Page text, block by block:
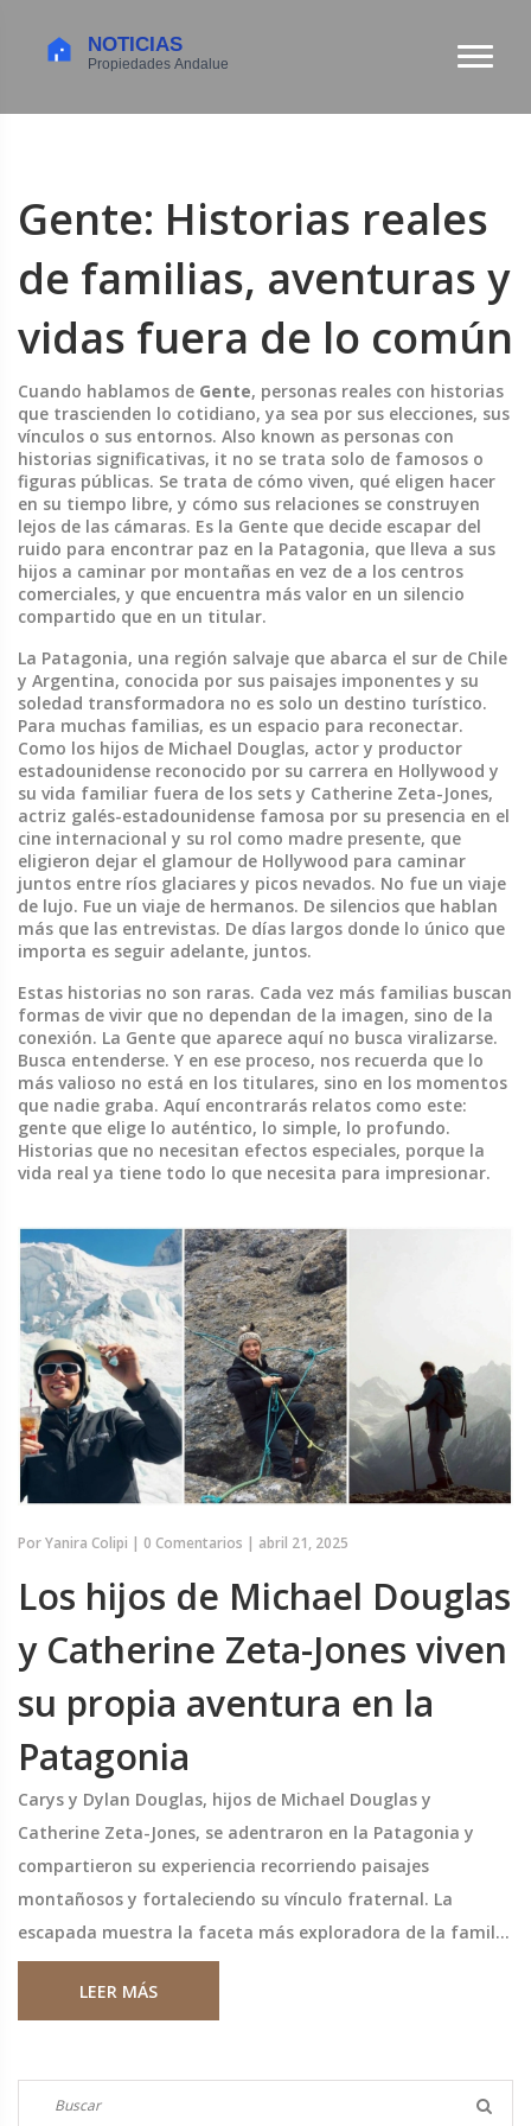
Gente: Historias reales
de familias, aventuras y
vidas fuera de lo común
Cuando hablamos de Gente, personas reales con historias
que trascienden lo cotidiano, ya sea por sus elecciones, sus
vínculos o sus entornos. Also known as personas con
historias significativas, it no se trata solo de famosos o
figuras públicas. Se trata de cómo viven, qué eligen hacer
en su tiempo libre, y cómo sus relaciones se construyen
lejos de las cámaras. Es la Gente que decide escapar del
ruido para encontrar paz en la Patagonia, que lleva a sus
hijos a caminar por montañas en vez de a los centros
comerciales, y que encuentra más valor en un silencio
compartido que en un titular.
La Patagonia, una región salvaje que abarca el sur de Chile
y Argentina, conocida por sus paisajes imponentes y su
soledad transformadora no es solo un destino turístico.
Para muchas familias, es un espacio para reconectar.
Como los hijos de Michael Douglas, actor y productor
estadounidense reconocido por su carrera en Hollywood y
su vida familiar fuera de los sets y Catherine Zeta-Jones,
actriz galés-estadounidense famosa por su presencia en el
cine internacional y su rol como madre presente, que
eligieron dejar el glamour de Hollywood para caminar
juntos entre ríos glaciares y picos nevados. No fue un viaje
de lujo. Fue un viaje de hermanos. De silencios que hablan
más que las entrevistas. De días largos donde lo único que
importa es seguir adelante, juntos.
Estas historias no son raras. Cada vez más familias buscan
formas de vivir que no dependan de la imagen, sino de la
conexión. La Gente que aparece aquí no busca viralizarse.
Busca entenderse. Y en ese proceso, nos recuerda que lo
más valioso no está en los titulares, sino en los momentos
que nadie graba. Aquí encontrarás relatos como este:
gente que elige lo auténtico, lo simple, lo profundo.
Historias que no necesitan efectos especiales, porque la
vida real ya tiene todo lo que necesita para impresionar.
PorYanira Colipi | 0 Comentarios | abril 21, 2025
Los hijos de Michael Douglas
y Catherine Zeta-Jones viven
su propia aventura en la
Patagonia
Carys y Dylan Douglas, hijos de Michael Douglas y
Catherine Zeta-Jones, se adentraron en la Patagonia y
compartieron su experiencia recorriendo paisajes
montañosos y fortaleciendo su vínculo fraternal. La
escapada muestra la faceta más exploradora de la familia
lejos del glamour de Hollywood.
LEER MÁS